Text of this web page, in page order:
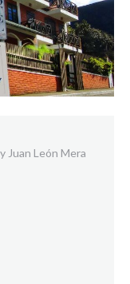
Juan León Mera